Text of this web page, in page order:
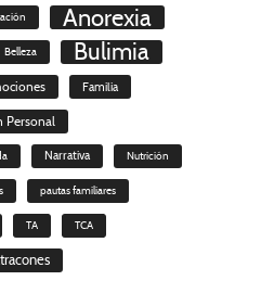
Anorexia
Belleza Bulimia
Familia
Personal
Narrativa Nutrición
pautas familiares
TA TCA